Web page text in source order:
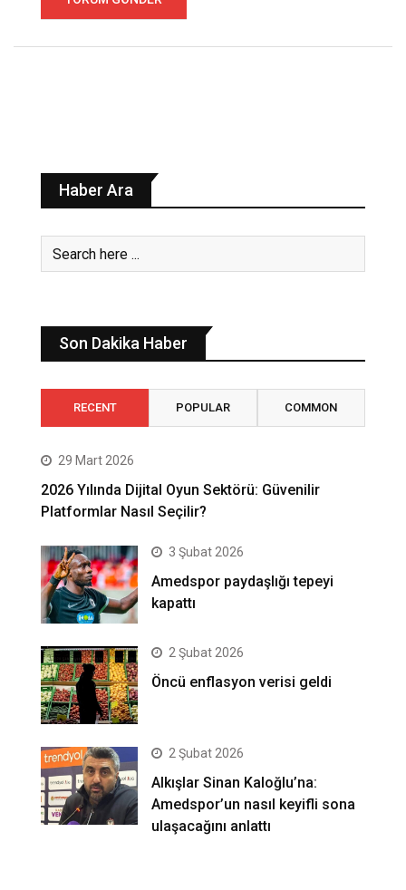
Haber Ara
Son Dakika Haber
RECENT POPULAR COMMON
29 Mart 2026
2026 Yılında Dijital Oyun Sektörü: Güvenilir
Platformlar Nasıl Seçilir?
3 Şubat 2026
Amedspor paydaşlığı tepeyi
kapattı
2 Şubat 2026
Öncü enflasyon verisi geldi
2 Şubat 2026
Alkışlar Sinan Kaloğlu’na:
Amedspor’un nasıl keyifli sona
ulaşacağını anlattı